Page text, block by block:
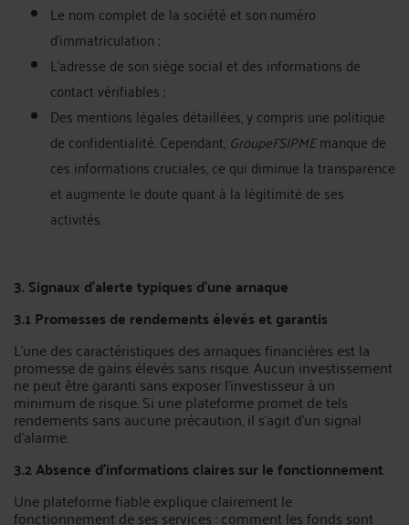
Le nom complet de la société et son numéro
d'immatriculation ;
L'adresse de son siège social et des informations de
contact vérifiables ;
Des mentions légales détaillées, y compris une politique
de confidentialité. Cependant, GroupeFSIPMEmanque de
ces informations cruciales, ce qui diminue la transparence
et augmente le doute quant à la légitimité de ses
activités.
3. Signaux d'alerte typiques d’une arnaque
3.1 Promesses de rendements élevés et garantis
L’une des caractéristiques des arnaques financières est la
promesse de gains élevés sans risque. Aucun investissement
ne peut être garanti sans exposer l'investisseur à un
minimum de risque. Si une plateforme promet de tels
rendements sans aucune précaution, il s'agit d'un signal
d'alarme.
3.2 Absence d’informations claires sur le fonctionnement
Une plateforme fiable explique clairement le
fonctionnement de ses services : comment les fonds sont